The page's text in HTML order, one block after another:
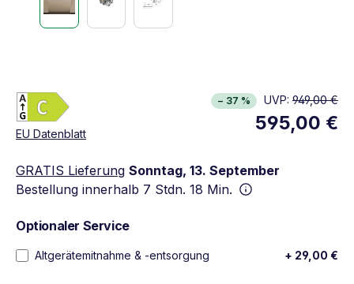
Vollständiges Energielabel anzeigen
Energieklasse C. Höchste bis niedrigste
EU DatenblattÖffnet in neuem Fenster
− 37 % UVP: 949,00 €
595,00 €
GRATIS Lieferung Sonntag, 13. September
Bestellung innerhalb 7 Stdn. 18 Min.
Optionaler Service
Altgerätemitnahme & -entsorgung + 29,00 €